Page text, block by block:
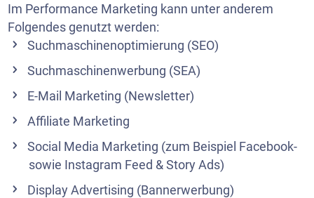
Im Performance Marketing kann unter anderem
Folgendes genutzt werden:
Suchmaschinenoptimierung (SEO)
Suchmaschinenwerbung (SEA)
E-Mail Marketing (Newsletter)
Affiliate Marketing
Social Media Marketing (zum Beispiel Facebook-
sowie Instagram Feed & Story Ads)
Display Advertising (Bannerwerbung)